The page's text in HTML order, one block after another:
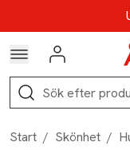
Hoppa till
Logga in
Sök
Start / Skönhet /